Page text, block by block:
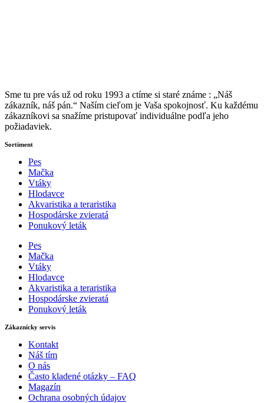
Sme tu pre vás už od roku 1993 a ctíme si staré známe : „Náš
zákazník, náš pán.“ Naším cieľom je Vaša spokojnosť. Ku každému
zákazníkovi sa snažíme pristupovať individuálne podľa jeho
požiadaviek.
Sortiment
Pes
Mačka
Vtáky
Hlodavce
Akvaristika a teraristika
Hospodárske zvieratá
Ponukový leták
Pes
Mačka
Vtáky
Hlodavce
Akvaristika a teraristika
Hospodárske zvieratá
Ponukový leták
Zákaznícky servis
Kontakt
Náš tím
O nás
Často kladené otázky – FAQ
Magazín
Ochrana osobných údajov